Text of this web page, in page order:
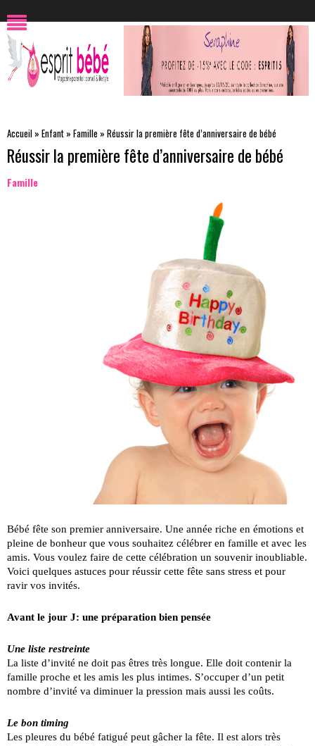
Accueil » Enfant » Famille » Réussir la première fête d’anniversaire de bébé
Réussir la première fête d’anniversaire de bébé
Famille
Bébé fête son premier anniversaire. Une année riche en émotions et
pleine de bonheur que vous souhaitez célébrer en famille et avec les
amis. Vous voulez faire de cette célébration un souvenir inoubliable.
Voici quelques astuces pour réussir cette fête sans stress et pour
ravir vos invités.
Avant le jour J: une préparation bien pensée
Une liste restreinte
La liste d’invité ne doit pas êtres très longue. Elle doit contenir la
famille proche et les amis les plus intimes. S’occuper d’un petit
nombre d’invité va diminuer la pression mais aussi les coûts.
Le bon timing
Les pleures du bébé fatigué peut gâcher la fête. Il est alors très